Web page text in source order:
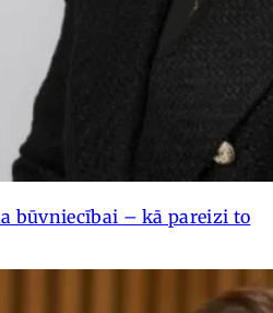
būvniecībai – kā pareizi to